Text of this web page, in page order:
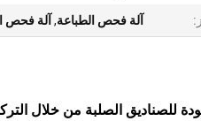
آلة فحص الطباعة, آلة فحص
للصناديق الصلبة من خلال